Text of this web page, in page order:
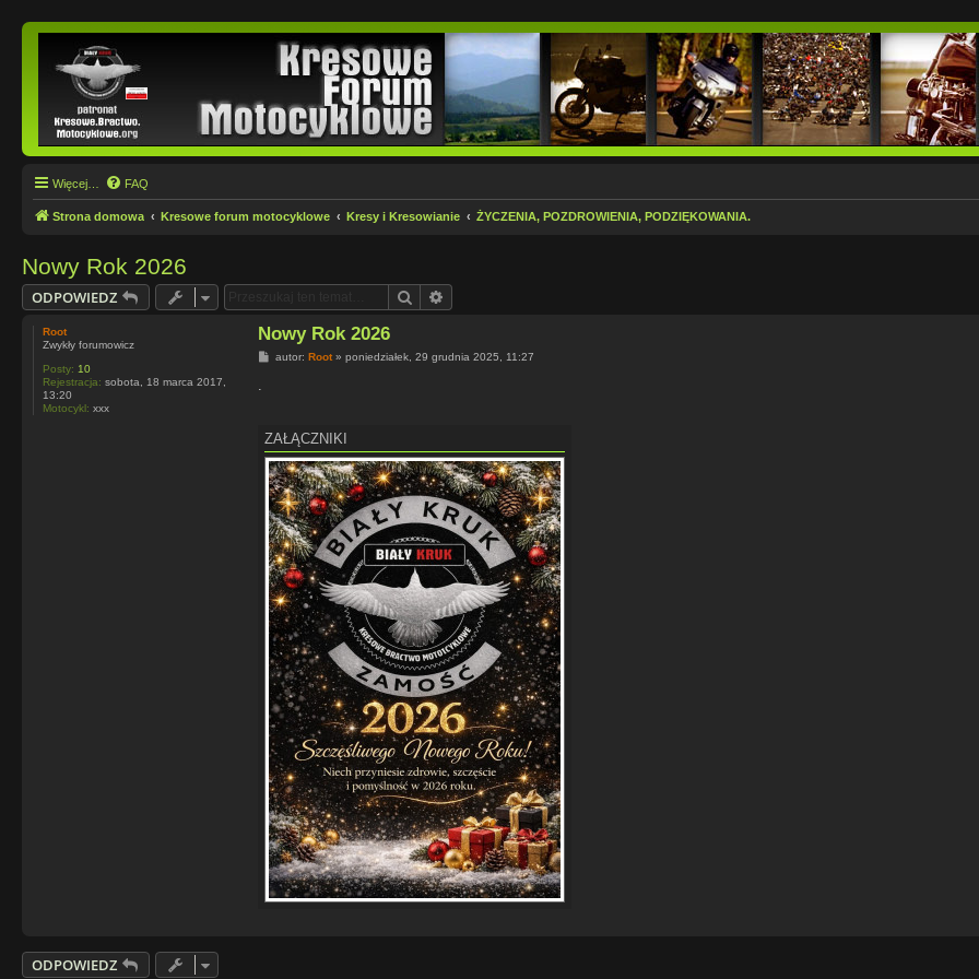
Więcej… FAQ
Strona domowa Kresowe forum motocyklowe Kresy i Kresowianie ŻYCZENIA, POZDROWIENIA, PODZIĘKOWANIA.
Nowy Rok 2026
ODPOWIEDZ Szukaj
Root
Zwykły forumowicz
Posty: 10
Rejestracja: sobota, 18 marca 2017,
13:20
Motocykl: xxx
Nowy Rok 2026
Pautor:Root »poniedziałek, 29 grudnia 2025, 11:27
.
ZAŁĄCZNIKI
ODPOWIEDZ